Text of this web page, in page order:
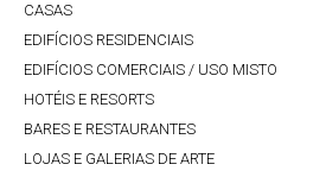
CASAS
EDIFÍCIOS RESIDENCIAIS
EDIFÍCIOS COMERCIAIS / USO MISTO
HOTÉIS E RESORTS
BARES E RESTAURANTES
LOJAS E GALERIAS DE ARTE